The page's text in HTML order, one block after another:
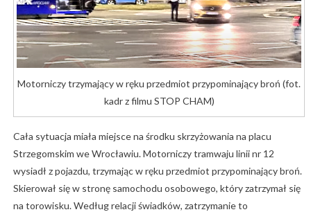
Motorniczy trzymający w ręku przedmiot przypominający broń (fot.
kadr z filmu STOP CHAM)
Cała sytuacja miała miejsce na środku skrzyżowania na placu
Strzegomskim we Wrocławiu. Motorniczy tramwaju linii nr 12
wysiadł z pojazdu, trzymając w ręku przedmiot przypominający broń.
Skierował się w stronę samochodu osobowego, który zatrzymał się
na torowisku. Według relacji świadków, zatrzymanie to